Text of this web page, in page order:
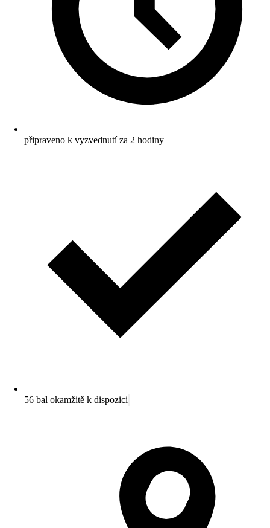
připraveno k vyzvednutí za 2 hodiny
56 bal okamžitě k dispozici